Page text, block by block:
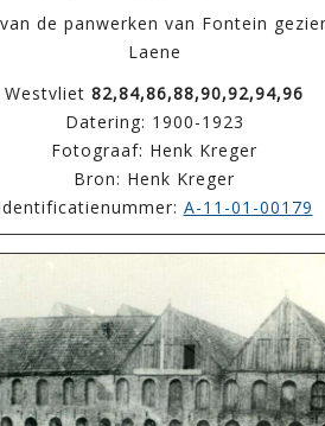
de panwerken van Fontein
Laene
Westvliet 82,84,86,88,90,92,94,96
Datering: 1900-1923
Fotograaf: Henk Kreger
Bron: Henk Kreger
A-11-01-00179